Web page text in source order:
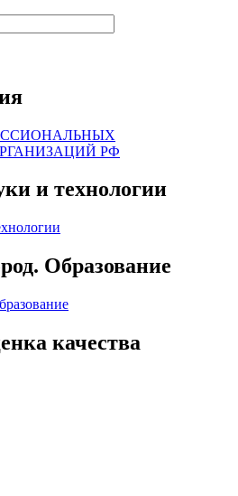
и технологии
Образование
качества